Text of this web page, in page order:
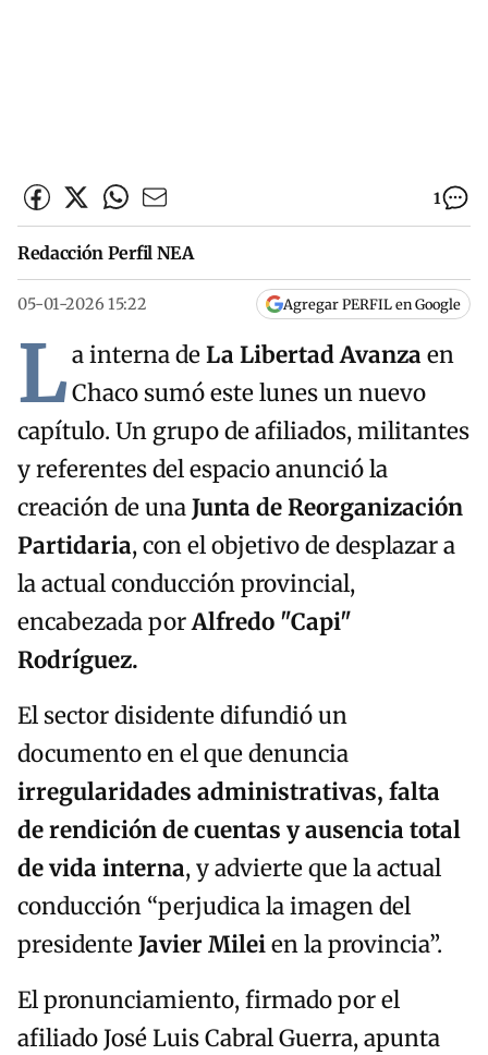
1
Redacción Perfil NEA
05-01-2026 15:22 Agregar PERFIL en Google
La interna deLa Libertad Avanzaen
Chaco sumó este lunes un nuevo
capítulo. Un grupo de afiliados, militantes
y referentes del espacio anunció la
creación de unaJunta de Reorganización
Partidaria, con el objetivo de desplazar a
la actual conducción provincial,
encabezada porAlfredo "Capi"
Rodríguez.
El sector disidente difundió un
documento en el que denuncia
irregularidades administrativas, falta
de rendición de cuentas y ausencia total
de vida interna, y advierte que la actual
conducción “perjudica la imagen del
presidenteJavier Mileien la provincia”.
El pronunciamiento, firmado por el
afiliado José Luis Cabral Guerra, apunta